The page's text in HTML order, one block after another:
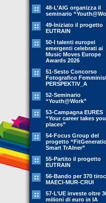
48-L’AIG organizza il
seminario
49-Iniziato il progetto
EUTRAIN
50-I talenti europei
emergenti celebrati ai
Music Moves Europe
Awards 2026
51-Sesto Concorso
Fotografico
PERSPEKTIV_A
52-Seminario
“Youth@Work”
53-Campagna EURES
“Your career takes you
places”
54-Focus Group del
progetto
Smart TrAIner”
55-Partito il progetto
EUTRAIN
56-Bando per 370
MAECI-MUR-CRUI
57-L’UE investe oltre
milioni di euro in IA